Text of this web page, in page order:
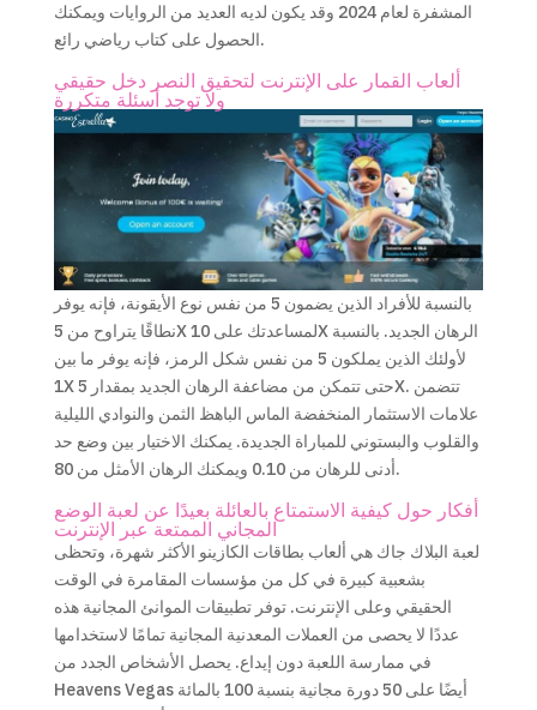
المشفرة لعام 2024 وقد يكون لديه العديد من الروايات ويمكنك
الحصول على كتاب رياضي رائع.
ألعاب القمار على الإنترنت لتحقيق النصر دخل حقيقي
ولا توجد أسئلة متكررة
بالنسبة للأفراد الذين يضمون 5 من نفس نوع الأيقونة، فإنه يوفر
نطاقًا يتراوح من 5X لمساعدتك على 10X الرهان الجديد. بالنسبة
لأولئك الذين يملكون 5 من نفس شكل الرمز، فإنه يوفر ما بين
1X حتى تتمكن من مضاعفة الرهان الجديد بمقدار 5X. تتضمن
علامات الاستثمار المنخفضة الماس الباهظ الثمن والنوادي الليلية
والقلوب والبستوني للمباراة الجديدة. يمكنك الاختيار بين وضع حد
أدنى للرهان من 0.10 ويمكنك الرهان الأمثل من 80.
أفكار حول كيفية الاستمتاع بالعائلة بعيدًا عن لعبة الوضع
المجاني الممتعة عبر الإنترنت
لعبة البلاك جاك هي ألعاب بطاقات الكازينو الأكثر شهرة، وتحظى
بشعبية كبيرة في كل من مؤسسات المقامرة في الوقت
الحقيقي وعلى الإنترنت. توفر تطبيقات الموانئ المجانية هذه
عددًا لا يحصى من العملات المعدنية المجانية تمامًا لاستخدامها
في ممارسة اللعبة دون إيداع. يحصل الأشخاص الجدد من
Heavens Vegas أيضًا على 50 دورة مجانية بنسبة 100 بالمائة